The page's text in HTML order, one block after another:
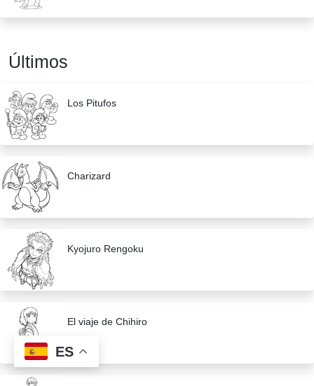
Últimos
Los Pitufos
Charizard
Kyojuro Rengoku
El viaje de Chihiro
ES